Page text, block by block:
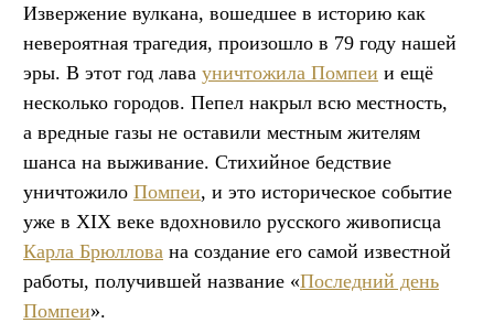
Извержение вулкана, вошедшее в историю как
невероятная трагедия, произошло в 79 году нашей
эры. В этот год лава уничтожила Помпеи и ещё
несколько городов. Пепел накрыл всю местность,
а вредные газы не оставили местным жителям
шанса на выживание. Стихийное бедствие
уничтожило Помпеи, и это историческое событие
уже в XIX веке вдохновило русского живописца
Карла Брюллова на создание его самой известной
работы, получившей название «Последний день
Помпеи».